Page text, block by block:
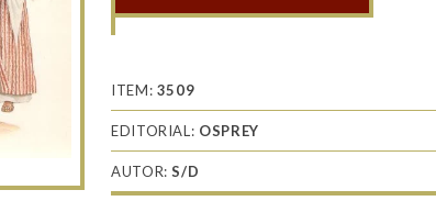
and
Arab
Revolts
cantidad
ITEM: 3509
EDITORIAL: OSPREY
AUTOR:S/D